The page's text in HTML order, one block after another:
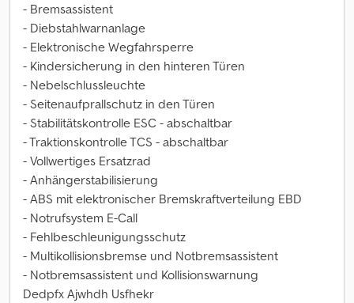
- Bremsassistent
- Diebstahlwarnanlage
- Elektronische Wegfahrsperre
- Kindersicherung in den hinteren Türen
- Nebelschlussleuchte
- Seitenaufprallschutz in den Türen
- Stabilitätskontrolle ESC - abschaltbar
- Traktionskontrolle TCS - abschaltbar
- Vollwertiges Ersatzrad
- Anhängerstabilisierung
- ABS mit elektronischer Bremskraftverteilung EBD
- Notrufsystem E-Call
- Fehlbeschleunigungsschutz
- Multikollisionsbremse und Notbremsassistent
- Notbremsassistent und Kollisionswarnung
Dedpfx Ajwhdh Usfhekr